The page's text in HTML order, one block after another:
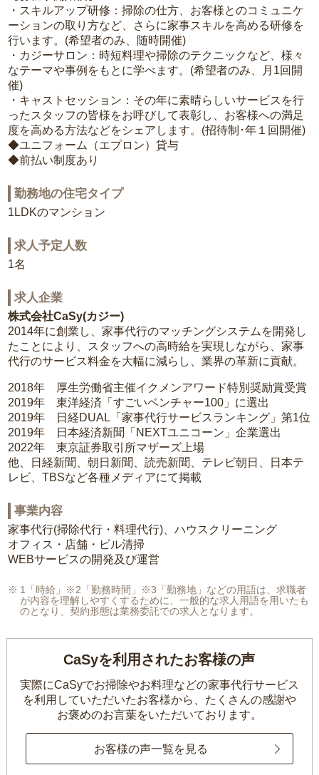
・スキルアップ研修：掃除の仕方、お客様とのコミュニケ
ーションの取り方など、さらに家事スキルを高める研修を
行います。(希望者のみ、随時開催)
・カジーサロン：時短料理や掃除のテクニックなど、様々
なテーマや事例をもとに学べます。(希望者のみ、月1回開
催)
・キャストセッション：その年に素晴らしいサービスを行
ったスタッフの皆様をお呼びして表彰し、お客様への満足
度を高める方法などをシェアします。(招待制･年１回開催)
◆ユニフォーム（エプロン）貸与
◆前払い制度あり
勤務地の住宅タイプ
1LDKのマンション
求人予定人数
1名
求人企業
株式会社CaSy(カジー)
2014年に創業し、家事代行のマッチングシステムを開発し
たことにより、スタッフへの高時給を実現しながら、家事
代行のサービス料金を大幅に減らし、業界の革新に貢献。
2018年 厚生労働省主催イクメンアワード特別奨励賞受賞
2019年 東洋経済「すごいベンチャー100」に選出
2019年 日経DUAL「家事代行サービスランキング」第1位
2019年 日本経済新聞「NEXTユニコーン」企業選出
2022年 東京証券取引所マザーズ上場
他、日経新聞、朝日新聞、読売新聞、テレビ朝日、日本テ
レビ、TBSなど各種メディアにて掲載
事業内容
家事代行(掃除代行・料理代行)、ハウスクリーニング
オフィス・店舗・ビル清掃
WEBサービスの開発及び運営
1「時給」※2「勤務時間」※3「勤務地」などの用語は、求職者
が内容を理解しやすくするために、一般的な求人用語を用いたも
のとなり、契約形態は業務委託での求人となります。
CaSyを利用されたお客様の声
実際にCaSyでお掃除やお料理などの家事代行サービス
を利用していただいたお客様から、 たくさんの感謝や
お褒めのお言葉をいただいております。
お客様の声一覧を見る